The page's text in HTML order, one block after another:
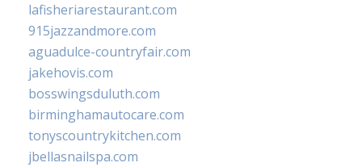
lafisheriarestaurant.com
915jazzandmore.com
aguadulce-countryfair.com
jakehovis.com
bosswingsduluth.com
birminghamautocare.com
tonyscountrykitchen.com
jbellasnailspa.com